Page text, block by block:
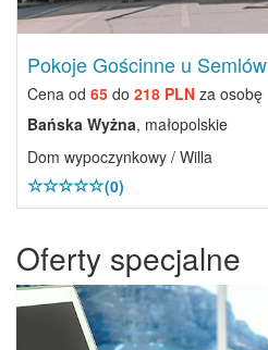
Pokoje Gościnne u Semlów
Cena od 65 do 218 PLN za osobę
Bańska Wyżna, małopolskie
Dom wypoczynkowy / Willa
(0)
Oferty specjalne